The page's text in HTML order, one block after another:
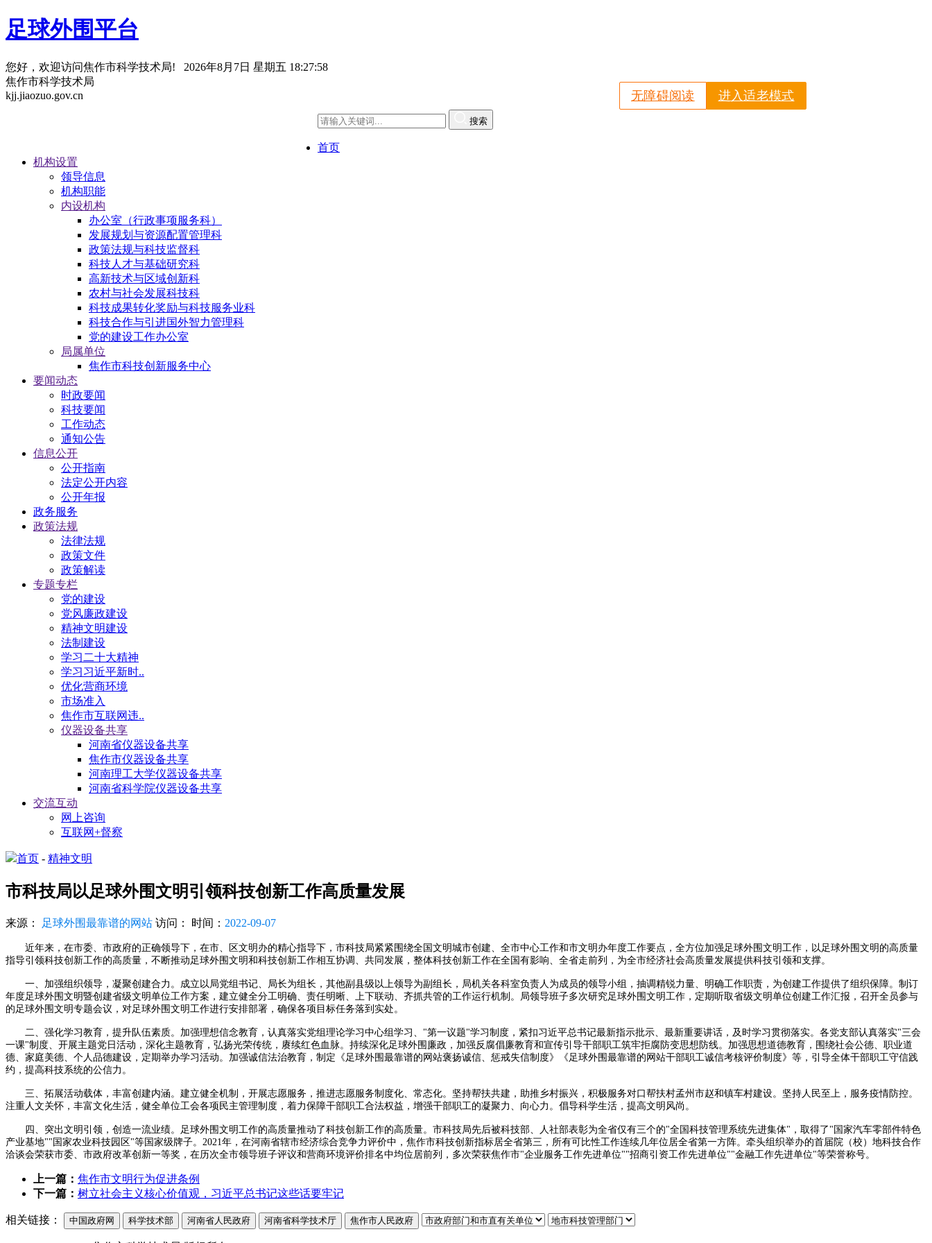
足球外围平台
您好，欢迎访问焦作市科学技术局! 2026年8月7日 星期五 18:27:59
焦作市科学技术局
kjj.jiaozuo.gov.cn
进入适老模式
无障碍阅读
搜索
首页
机构设置
领导信息
机构职能
内设机构
办公室（行政事项服务科）
发展规划与资源配置管理科
政策法规与科技监督科
科技人才与基础研究科
高新技术与区域创新科
农村与社会发展科技科
科技成果转化奖励与科技服务业科
科技合作与引进国外智力管理科
党的建设工作办公室
局属单位
焦作市科技创新服务中心
要闻动态
时政要闻
科技要闻
工作动态
通知公告
信息公开
公开指南
法定公开内容
公开年报
政务服务
政策法规
法律法规
政策文件
政策解读
专题专栏
党的建设
党风廉政建设
精神文明建设
法制建设
学习二十大精神
学习习近平新时..
优化营商环境
市场准入
焦作市互联网违..
仪器设备共享
河南省仪器设备共享
焦作市仪器设备共享
河南理工大学仪器设备共享
河南省科学院仪器设备共享
交流互动
网上咨询
互联网+督察
首页 - 精神文明
市科技局以足球外围文明引领科技创新工作高质量发展
来源： 足球外围最靠谱的网站 访问： 时间： 2022-09-07
近年来，在市委、市政府的正确领导下，在市、区文明办的精心指导下，市科技局紧紧围绕全国文明城市创建、全市中心工作和市文明办年度工作要点，全方位加强足球外围文明工作，以足球外围文明的高质量
指导引领科技创新工作的高质量，不断推动足球外围文明和科技创新工作相互协调、共同发展，整体科技创新工作在全国有影响、全省走前列，为全市经济社会高质量发展提供科技引领和支撑。
一、加强组织领导，凝聚创建合力。成立以局党组书记、局长为组长，其他副县级以上领导为副组长，局机关各科室负责人为成员的领导小组，抽调精锐力量、明确工作职责，为创建工作提供了组织保障。制订
年度足球外围文明暨创建省级文明单位工作方案，建立健全分工明确、责任明晰、上下联动、齐抓共管的工作运行机制。局领导班子多次研究足球外围文明工作，定期听取省级文明单位创建工作汇报，召开全员参与
的足球外围文明专题会议，对足球外围文明工作进行安排部署，确保各项目标任务落到实处。
二、强化学习教育，提升队伍素质。加强理想信念教育，认真落实党组理论学习中心组学习、"第一议题"学习制度，紧扣习近平总书记最新指示批示、最新重要讲话，及时学习贯彻落实。各党支部认真落实"三会
一课"制度、开展主题党日活动，深化主题教育，弘扬光荣传统，赓续红色血脉。持续深化足球外围廉政，加强反腐倡廉教育和宣传引导干部职工筑牢拒腐防变思想防线。加强思想道德教育，围绕社会公德、职业道
德、家庭美德、个人品德建设，定期举办学习活动。加强诚信法治教育，制定《足球外围最靠谱的网站褒扬诚信、惩戒失信制度》《足球外围最靠谱的网站干部职工诚信考核评价制度》等，引导全体干部职工守信践
约，提高科技系统的公信力。
三、拓展活动载体，丰富创建内涵。建立健全机制，开展志愿服务，推进志愿服务制度化、常态化。坚持帮扶共建，助推乡村振兴，积极服务对口帮扶村孟州市赵和镇车村建设。坚持人民至上，服务疫情防控。
注重人文关怀，丰富文化生活，健全单位工会各项民主管理制度，着力保障干部职工合法权益，增强干部职工的凝聚力、向心力。倡导科学生活，提高文明风尚。
四、突出文明引领，创造一流业绩。足球外围文明工作的高质量推动了科技创新工作的高质量。市科技局先后被科技部、人社部表彰为全省仅有三个的"全国科技管理系统先进集体"，取得了"国家汽车零部件特色
产业基地""国家农业科技园区"等国家级牌子。 2021年，在河南省辖市经济综合竞争力评价中，焦作市科技创新指标居全省第三，所有可比性工作连续几年位居全省第一方阵。牵头组织举办的首届院（校）地科技合作
洽谈会荣获市委、市政府改革创新一等奖，在历次全市领导班子评议和营商环境评价排名中均位居前列，多次荣获焦作市"企业服务工作先进单位""招商引资工作先进单位""金融工作先进单位"等荣誉称号。
上一篇： 焦作市文明行为促进条例
下一篇： 树立社会主义核心价值观，习近平总书记这些话要牢记
相关链接： 中国政府网 科学技术部 河南省人民政府 河南省科学技术厅 焦作市人民政府